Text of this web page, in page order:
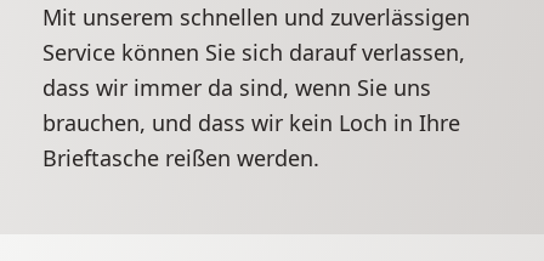
Mit unserem schnellen und zuverlässigen
Service können Sie sich darauf verlassen,
dass wir immer da sind, wenn Sie uns
brauchen, und dass wir kein Loch in Ihre
Brieftasche reißen werden.